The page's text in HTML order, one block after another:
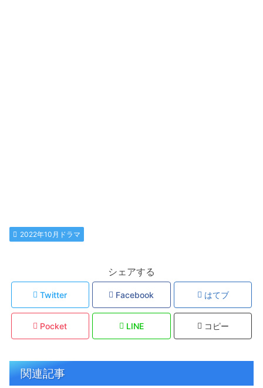
2022年10月ドラマ
シェアする
Twitter Facebook はてブ
Pocket LINE コピー
関連記事